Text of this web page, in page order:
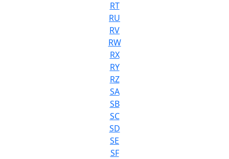
RT
RU
RV
RW
RX
RY
RZ
SA
SB
SC
SD
SE
SF